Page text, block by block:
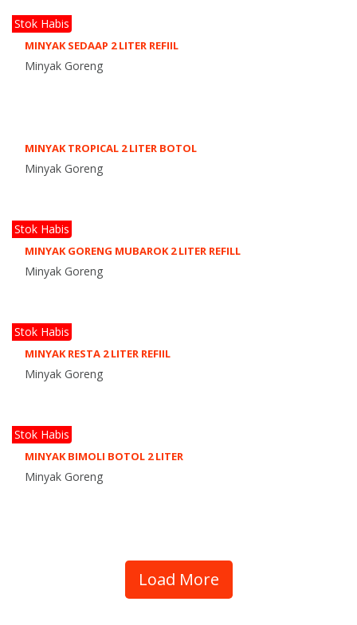
MINYAK SEDAAP 2 LITER REFIIL
Minyak Goreng
Stok Habis
MINYAK TROPICAL 2 LITER BOTOL
Minyak Goreng
MINYAK GORENG MUBAROK 2 LITER REFILL
Minyak Goreng
Stok Habis
MINYAK RESTA 2 LITER REFIIL
Minyak Goreng
Stok Habis
MINYAK BIMOLI BOTOL 2 LITER
Minyak Goreng
Stok Habis
Load More